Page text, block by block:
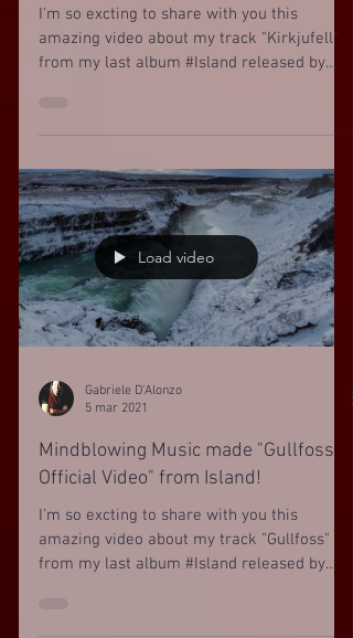
I'm so excting to share with you this
amazing video about my track "Kirkjufell"
from my last album #Island released by
Load video
Gabriele D'Alonzo
5 mar 2021
Mindblowing Music made "Gullfoss
Official Video" from Island!
I'm so excting to share with you this
amazing video about my track "Gullfoss"
from my last album #Island released by